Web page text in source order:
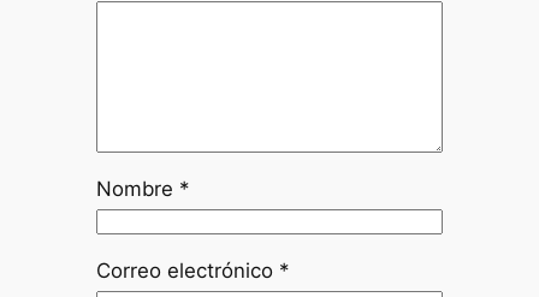
Nombre *
Correo electrónico *